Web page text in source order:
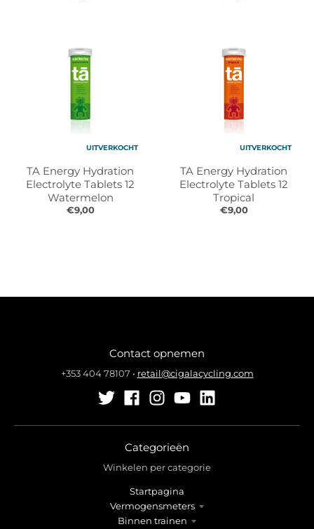
UITVERKOCHT
TA Energy Hydration
Electrolyte Tablets 12
Watermelon
€9,00
UITVERKOCHT
TA Energy Hydration
Electrolyte Tablets 12
Tropical
€9,00
Contact opnemen
+353 404 78107 • retail@cigalacycling.com
Categorieën
Winkelen per categorie
Startpagina
Vermogensmeters
Binnen trainen